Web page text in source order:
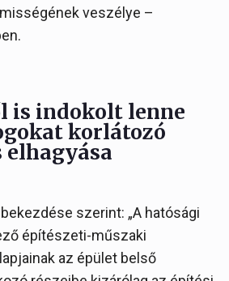
veszélye –
is indokolt lenne
korlátozó
elhagyása
szerint: „A hatósági
építészeti-műszaki
az épület belső